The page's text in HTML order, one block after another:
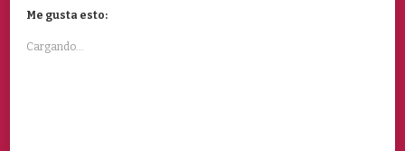
Me gusta esto:
Cargando...